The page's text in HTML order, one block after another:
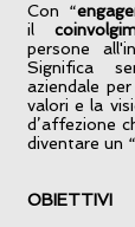
Con “
il
persone
Significa
aziendale
valori e la
d’affezione
diventare un “
OBIETTIVI